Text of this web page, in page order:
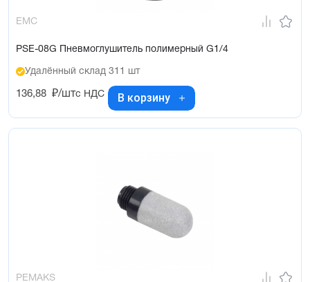
EMC
PSE-08G Пневмоглушитель полимерный G1/4
Удалённый склад 311 шт
136,88 ₽/штс НДС В корзину
PEMAKS